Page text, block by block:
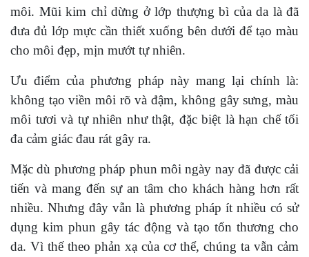
môi. Mũi kim chỉ dừng ở lớp thượng bì của da là đã
đưa đủ lớp mực cần thiết xuống bên dưới để tạo màu
cho môi đẹp, mịn mướt tự nhiên.
Ưu điểm của phương pháp này mang lại chính là:
không tạo viền môi rõ và đậm, không gây sưng, màu
môi tươi và tự nhiên như thật, đặc biệt là hạn chế tối
đa cảm giác đau rát gây ra.
Mặc dù phương pháp phun môi ngày nay đã được cải
tiến và mang đến sự an tâm cho khách hàng hơn rất
nhiều. Nhưng đây vẫn là phương pháp ít nhiều có sử
dụng kim phun gây tác động và tạo tổn thương cho
da. Vì thế theo phản xạ của cơ thể, chúng ta vẫn cảm